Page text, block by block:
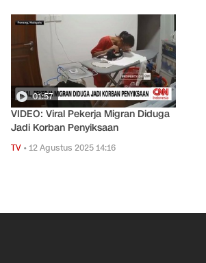
01:57
VIDEO: Viral Pekerja Migran Diduga
Jadi Korban Penyiksaan
TV•12 Agustus 2025 14:16